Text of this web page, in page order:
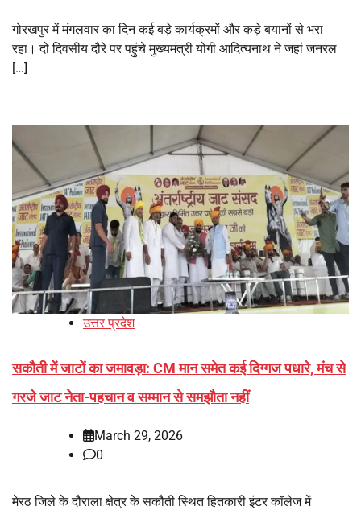
गोरखपुर में मंगलवार का दिन कई बड़े कार्यक्रमों और कड़े बयानों से भरा
रहा। दो दिवसीय दौरे पर पहुंचे मुख्यमंत्री योगी आदित्यनाथ ने जहां जनरल
[…]
उत्तर प्रदेश
सकौती में जाटों का जमावड़ा: CM मान समेत कई दिग्गज पधारे, मंच से
गरजे जाट नेता-पहचान व सम्मान से समझौता नहीं
March 29, 2026
0
मेरठ जिले के दौराला क्षेत्र के सकौती स्थित हितकारी इंटर कॉलेज में